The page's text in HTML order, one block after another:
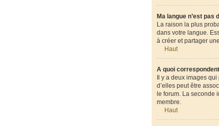
Ma langue n’est pas
La raison la plus
dans votre langue.
à créer et partager
Haut
A quoi
Il y a deux images qui
d’elles peut être
le forum. La seconde
membre.
Haut